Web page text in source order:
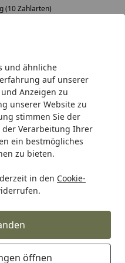
und ähnliche
auf unserer
Anzeigen zu
unserer Website zu
stimmen Sie der
der Verarbeitung Ihrer
ein bestmögliches
zu bieten.
in den Cookie-
öffnen
(10 Zahlarten)
Zubehör für
für
Größe 2x1)